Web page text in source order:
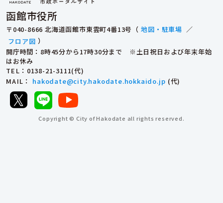
函館市役所
〒040-8666 北海道函館市東雲町4番13号（ 地図・駐車場 ／
フロア図 ）
開庁時間：8時45分から17時30分まで ※土日祝日および年末年始
はお休み
TEL ：0138-21-3111(代)
MAIL ： hakodate@city.hakodate.hokkaido.jp (代)
Copyright © City of Hakodate all rights reserved.